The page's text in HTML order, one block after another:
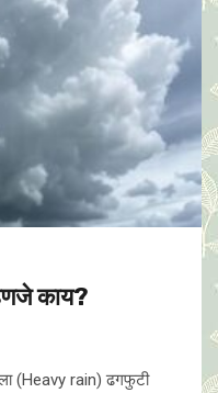
काय?
(Heavy rain) ढगफुटी